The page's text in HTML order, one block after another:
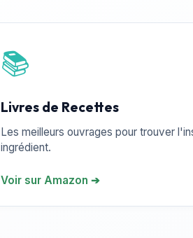
📚
Livres de Recettes
Les meilleurs ouvrages pour trouver
ingrédient.
Voir sur Amazon ➔